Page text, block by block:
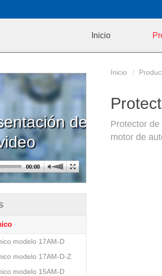
Inicio
de
Inicio
Protector
motor de
modelo 17AM-D
modelo 17AM-D-Z
modelo 15AM-D